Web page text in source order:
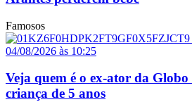
Famosos
04/08/2026 às 10:25
Veja quem é o ex-ator da
criança de 5 anos